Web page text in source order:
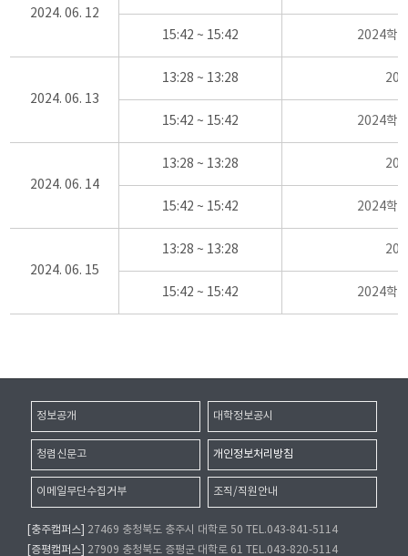
2024. 06. 12
15:42 ~ 15:42 2024학
2024. 06. 13
13:28 ~ 13:28
15:42 ~ 15:42 2024학
2024. 06. 14
13:28 ~ 13:28
15:42 ~ 15:42 2024학
2024. 06. 15
13:28 ~ 13:28
15:42 ~ 15:42 2024학
정보공개 대학정보공시
청렴신문고 개인정보처리방침
이메일무단수집거부 조직/직원안내
[충주캠퍼스]
27469 충청북도 충주시 대학로 50 TEL.043-841-5114
[증평캠퍼스]
27909 충청북도 증평군 대학로 61 TEL.043-820-5114